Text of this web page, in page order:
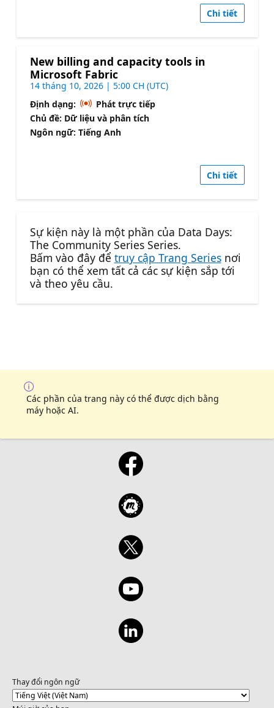
Chi tiết
New billing and capacity tools in
Microsoft Fabric
14 tháng 10, 2026 | 5:00 CH (UTC)
Định dạng:
Phát trực tiếp
Chủ đề: Dữ liệu và phân tích
Ngôn ngữ: Tiếng Anh
Chi tiết
Sự kiện này là một phần của Data Days:
The Community Series Series.
Bấm vào đây để truy cập Trang Seriesnơi
bạn có thể xem tất cả các sự kiện sắp tới
và theo yêu cầu.
Các phần của trang này có thể được dịch bằng
máy hoặc AI.
Thay đổi ngôn ngữ